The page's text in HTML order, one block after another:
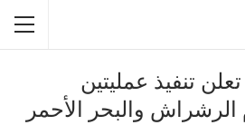
تنفيذ عمليتين
والبحر الأحمر